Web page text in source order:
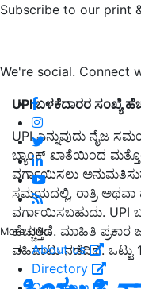
Subscribe to our print
We're social. Connect
More Links
About us
Directory
UPI ಬಳಕೆದಾರರ ಸಂಖ್ಯೆ
UPI ಎನ್ನುವುದು ನೈಜ
ಬ್ಯಾಂಕ್ ಖಾತೆಯಿಂದ
ವರ್ಗಾಯಿಸಲು
ಸಮಯದಲ್ಲಿ, ರಾತ್ರಿ
ವರ್ಗಾಯಿಸಬಹುದು. UPI
ಹೆಚ್ಚುತ್ತಿದೆ. ಮಾಹಿತಿ
ವಹಿವಾಟು ನಡೆದಿದೆ. ಒಟ್ಟು